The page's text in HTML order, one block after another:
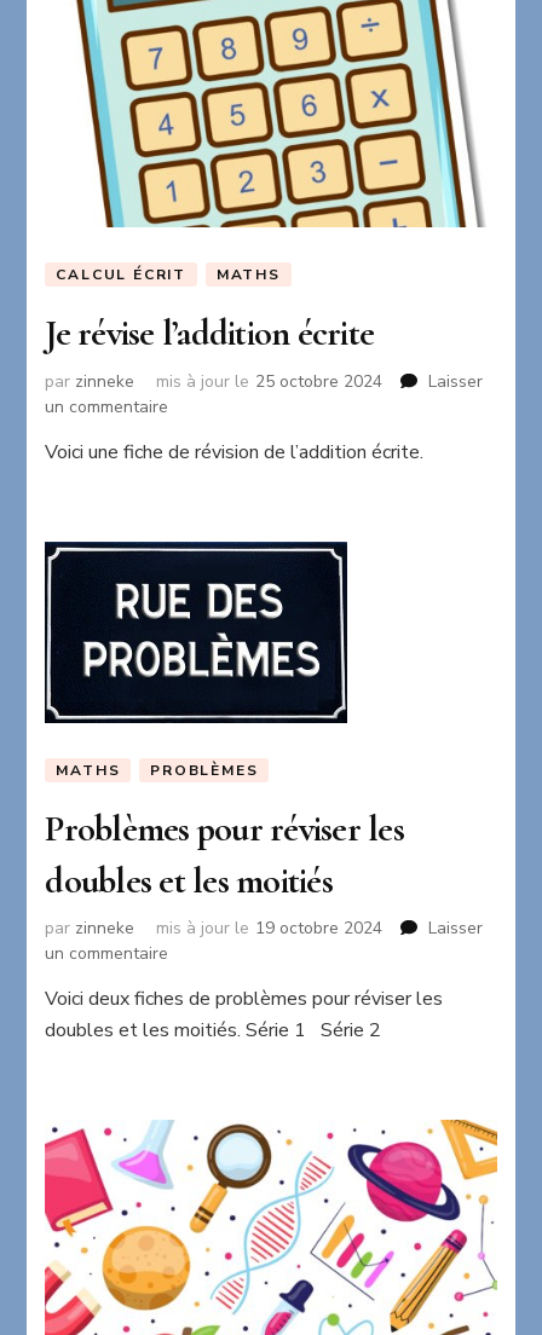
CALCUL ÉCRIT MATHS
Je révise l’addition écrite
par zinneke mis à jour le 25 octobre 2024
Laisser
un commentaire
révise
Voici une fiche de révision de l’addition écrite.
MATHS PROBLÈMES
Problèmes pour réviser les
doubles et les moitiés
par zinneke mis à jour le 19 octobre 2024
Laisser
un commentaire
pour
réviser
les
moitiés
Voici deux fiches de problèmes pour réviser les
doubles et les moitiés. Série 1 Série 2